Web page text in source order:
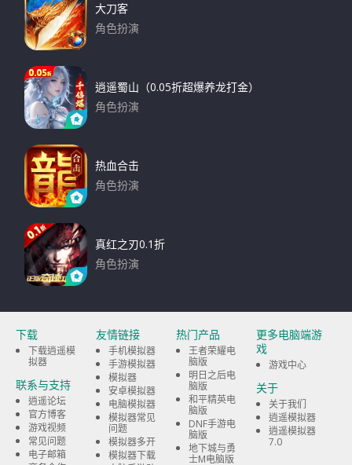
大刀客
角色扮演
逍遥蜀山（0.05折超爆养龙打金）
角色扮演
热血合击
角色扮演
真红之刃0.1折
角色扮演
下载
下载逍遥模
拟器
联系与支持
逍遥论坛
官方博客
游戏视频
常见问题
电子邮箱
友情链接
手机模拟器
手游模拟器
模拟器
安卓模拟器
电脑模拟器
模拟器常见
问题
模拟器多开
模拟器下载
热门产品
王者荣耀电
脑版
明日之后电
脑版
和平精英电
脑版
DNF手游电
脑版
地下城与勇
士M电脑版
更多电脑端游
戏
游戏中心
关于
关于我们
逍遥模拟器
逍遥模拟器
7.0